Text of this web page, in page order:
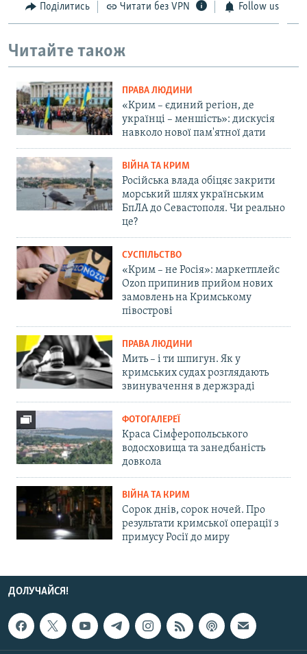
Поділитись Читати без VPN Follow us
Читайте також
ПРАВА ЛЮДИНИ
«Крим – єдиний регіон, де
українці – меншість»: дискусія
навколо нової пам'ятної дати
ВІЙНА ТА КРИМ
Російська влада обіцяє закрити
морський шлях українським
БпЛА до Севастополя. Чи реально
це?
СУСПІЛЬСТВО
«Крим – не Росія»: маркетплейс
Ozon припинив прийом нових
замовлень на Кримському
півострові
ПРАВА ЛЮДИНИ
Мить – і ти шпигун. Як у
кримських судах розглядають
звинувачення в держзраді
ФОТОГАЛЕРЕЇ
Краса Сімферопольського
водосховища та занедбаність
довкола
ВІЙНА ТА КРИМ
Сорок днів, сорок ночей. Про
результати кримської операції з
примусу Росії до миру
ДОЛУЧАЙСЯ!